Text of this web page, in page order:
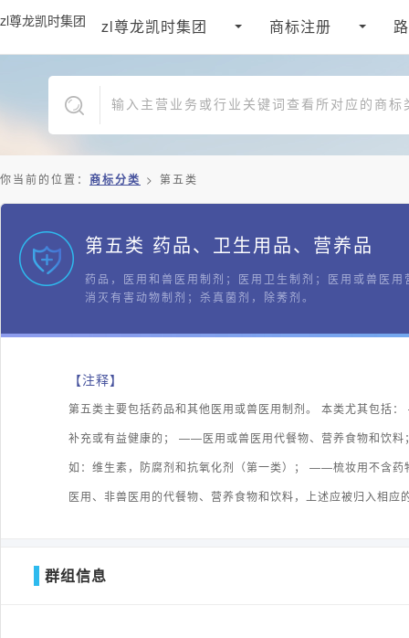
zl尊龙凯时集团 zl尊龙凯时集团 商标注册
你当前的位置： 商标分类 > 第五类
第五类 药品、卫生用品、营养品
药品，医用和兽医用制剂；医用卫生制剂；医用或兽医
消灭有害动物制剂；杀真菌剂，除莠剂。
【注释】
第五类主要包括药品和其他医用或兽医用制剂。 本类尤其包
补充或有益健康的； ——医用或兽医用代餐物、营养食物和饮
如：维生素，防腐剂和抗氧化剂（第一类）； ——梳妆用不含
医用、非兽医用的代餐物、营养食物和饮料，上述应被归入相
群组信息